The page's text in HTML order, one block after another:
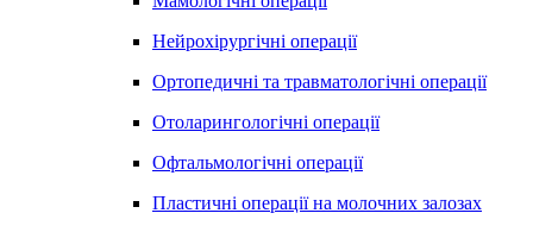
Нейрохірургічні операції
Ортопедичні та травматологічні операції
Отоларингологічні операції
Офтальмологічні операції
Пластичні операції на молочних залозах